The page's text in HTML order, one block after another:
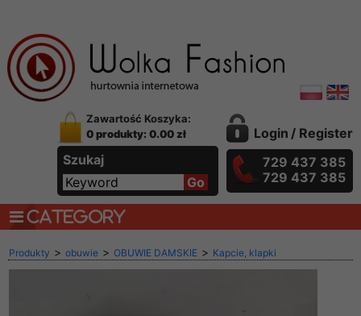
Zawartość Koszyka:
0 produkty: 0.00 zł
Szukaj
Login / Register
729 437 385
729 437 385
CATEGORY
Produkty > obuwie > OBUWIE DAMSKIE > Kapcie, klapki